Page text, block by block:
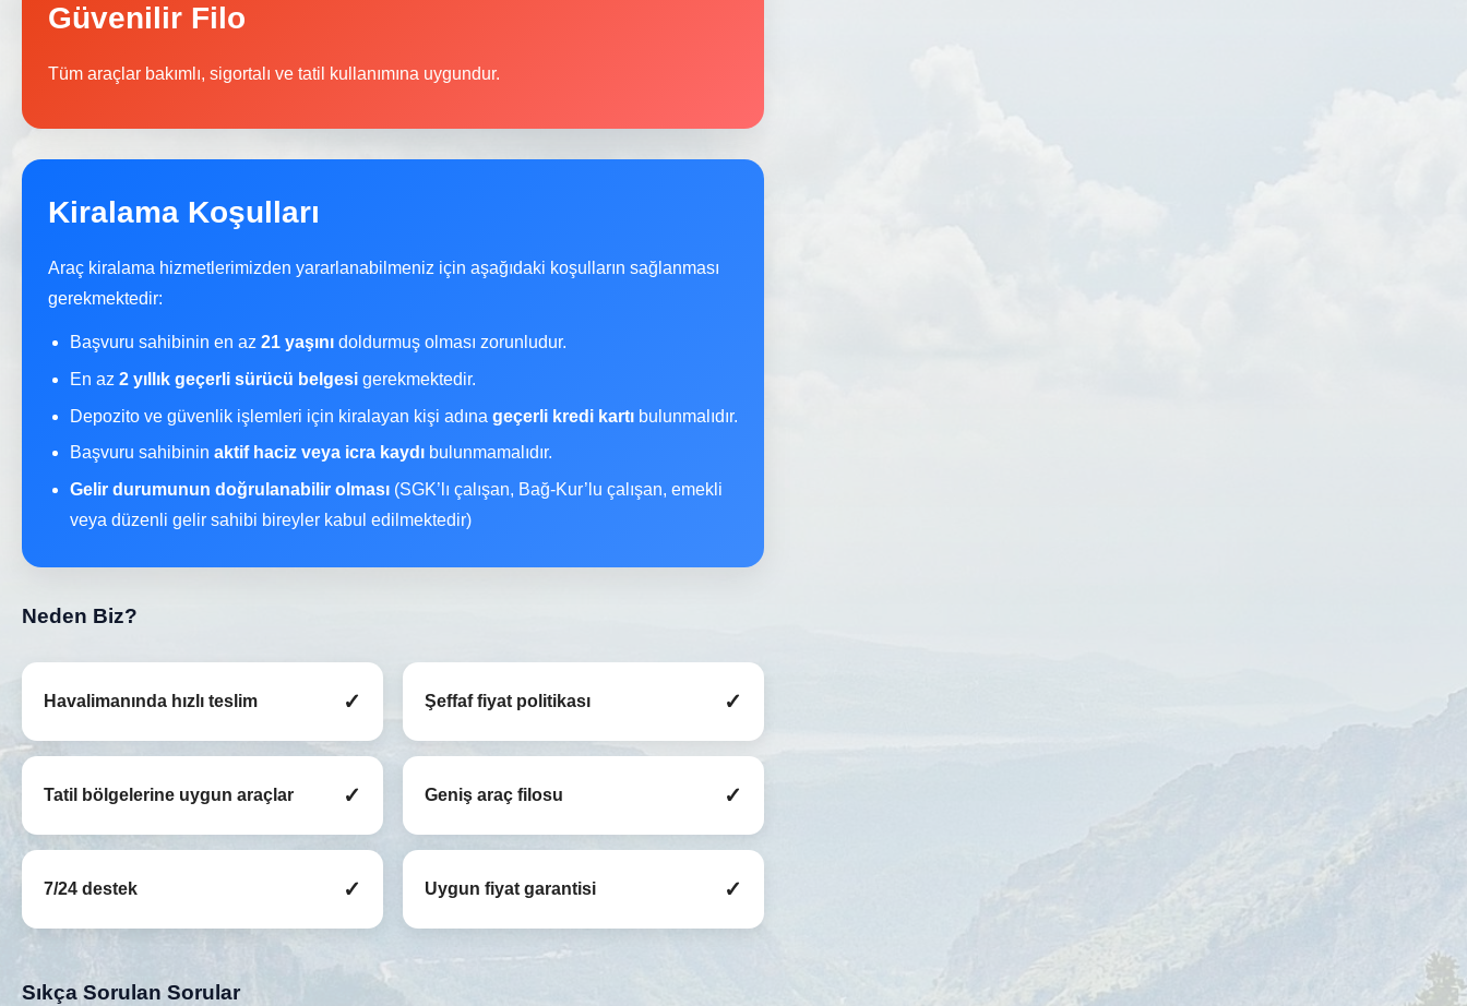
Güvenilir Filo
Tüm araçlar bakımlı, sigortalı ve tatil kullanımına uygundur.
Kiralama Koşulları
Araç kiralama hizmetlerimizden yararlanabilmeniz için aşağıdaki koşulların sağlanması
gerekmektedir:
Başvuru sahibinin en az 21 yaşını doldurmuş olması zorunludur.
En az 2 yıllık geçerli sürücü belgesi gerekmektedir.
Depozito ve güvenlik işlemleri için kiralayan kişi adına geçerli kredi kartı bulunmalıdır.
Başvuru sahibinin aktif haciz veya icra kaydı bulunmamalıdır.
Gelir durumunun doğrulanabilir olması (SGK’lı çalışan, Bağ-Kur’lu çalışan, emekli
veya düzenli gelir sahibi bireyler kabul edilmektedir)
Neden Biz?
Havalimanında hızlı teslim ✓
Tatil bölgelerine uygun araçlar ✓
7/24 destek ✓
Şeffaf fiyat politikası ✓
Geniş araç filosu ✓
Uygun fiyat garantisi ✓
Sıkça Sorulan Sorular